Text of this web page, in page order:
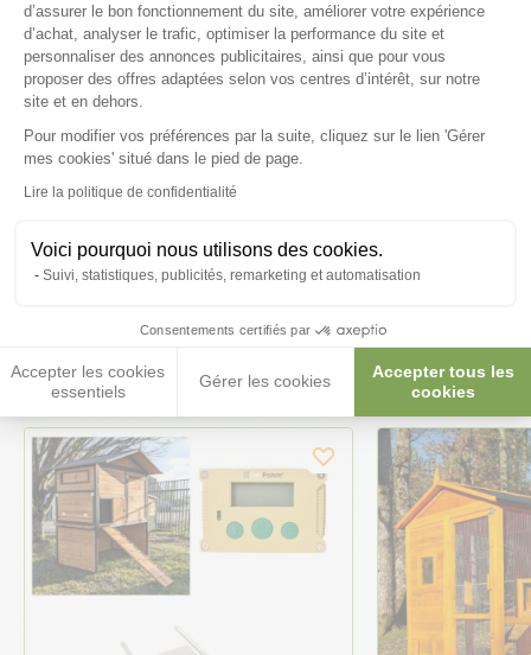
d’assurer le bon fonctionnement du site, améliorer votre expérience
d’achat, analyser le trafic, optimiser la performance du site et
personnaliser des annonces publicitaires, ainsi que pour vous
proposer des offres adaptées selon vos centres d’intérêt, sur notre
site et en dehors.
Pour modifier vos préférences par la suite, cliquez sur le lien 'Gérer
mes cookies' situé dans le pied de page.
Lire la politique de confidentialité
Voici pourquoi nous utilisons des cookies.
Suivi, statistiques, publicités, remarketing et automatisation
Consentements certifiés par
Accepter les cookies
essentiels
Gérer les cookies
Accepter tous les
cookies
Axeptio consent
Le bois est-il traité ?
Posez-nous vos questions
Ces produits peuvent vous